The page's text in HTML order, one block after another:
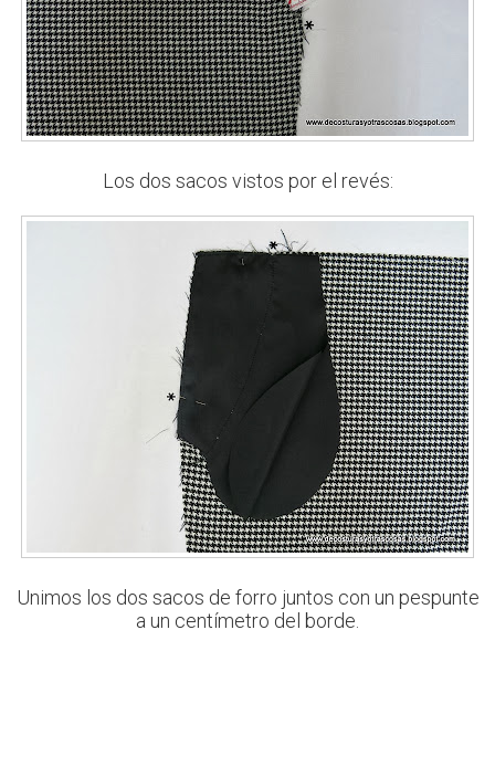
Los dos sacos vistos por el revés:
Unimos los dos sacos de forro juntos con un pespunte
a un centímetro del borde.